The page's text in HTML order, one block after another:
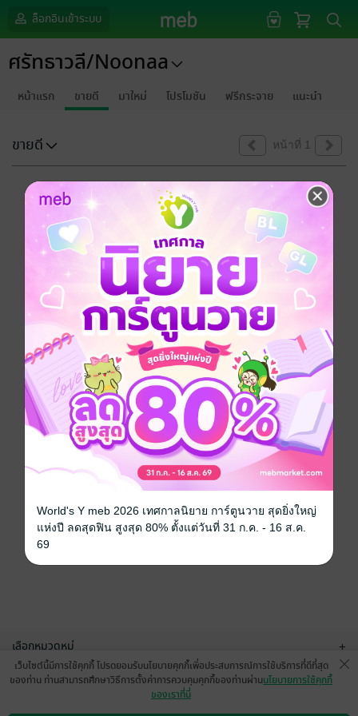
ล็อกอินเข้าระบบ
ศรัทธาวลี/Noonaa
หน้าแรก ขายดี มาใหม่ โปรโมชัน ฟรีกระจาย แนะนำ
ขายดี หน้าที่ 1
ขออภัยด้วยนะคะ
ไม่พบข้อมูลในหัวข้อที่คุณกำลังชมค่ะ
เลือกหมวดหมู่ +
บริการช่วยเหลือ
เว็บไซต์นี้มีการใช้คุกกี้ โปรดยอมรับนโยบายคุกกี้เพื่อประสบการณ์การใช้บริการที่ดีที่สุด
ของท่าน ท่านสามารถศึกษาวิธีการตั้งค่าการควบคุมคุกกี้ของท่านผ่านนโยบายการใช้คุกกี้
ของเราที่นี่
World's Y meb 2026 เทศกาลนิยาย การ์ตูนวาย สุดยิ่งใหญ่
แห่งปี ลดสุดฟิน สูงสุด 80% ตั้งแต่วันที่ 31 ก.ค. - 16 ส.ค.
69